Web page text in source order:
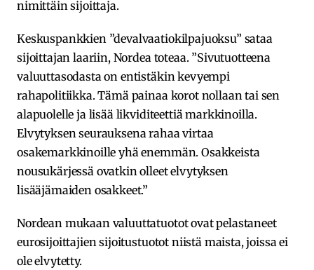
nimittäin sijoittaja.
Keskuspankkien ”devalvaatiokilpajuoksu” sataa
sijoittajan laariin, Nordea toteaa. ”Sivutuotteena
valuuttasodasta on entistäkin kevyempi
rahapolitiikka. Tämä painaa korot nollaan tai sen
alapuolelle ja lisää likviditeettiä markkinoilla.
Elvytyksen seurauksena rahaa virtaa
osakemarkkinoille yhä enemmän. Osakkeista
nousukärjessä ovatkin olleet elvytyksen
lisääjämaiden osakkeet.”
Nordean mukaan valuuttatuotot ovat pelastaneet
eurosijoittajien sijoitustuotot niistä maista, joissa ei
ole elvytetty.